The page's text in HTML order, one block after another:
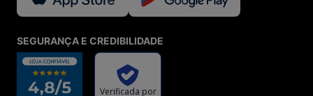
SEGURANÇA E CREDIBILIDADE